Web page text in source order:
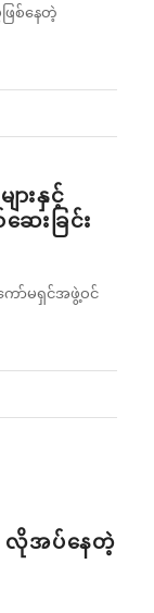
ြစ်နေတဲ့
ားနှင့်
ေးခြင်း
ော်မရှင်အဖွဲ့ဝင်
လိုအပ်နေတဲ့